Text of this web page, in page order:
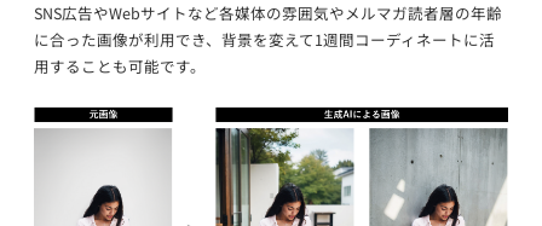
SNS広告やWebサイトなど各媒体の雰囲気やメルマガ読者層の年齢
に合った画像が利用でき、背景を変えて1週間コーディネートに活
用することも可能です。